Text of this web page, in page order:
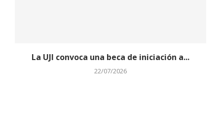
La UJI convoca una beca de iniciación a...
22/07/2026